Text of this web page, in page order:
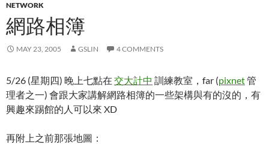
NETWORK
網路相簿
MAY 23, 2005 GSLIN 4 COMMENTS
5/26 (星期四) 晚上七點在 交大計中 訓練教室，far (pixnet管
理者之一) 會跟大家講解網路相簿的一些架構與有的沒的，有
興趣來踢館的人可以來 XD
再附上之前那張地圖：